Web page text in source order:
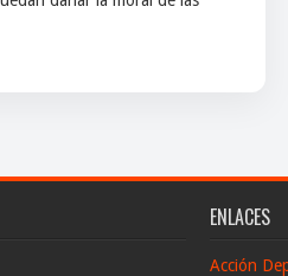
ENLACES
Acción